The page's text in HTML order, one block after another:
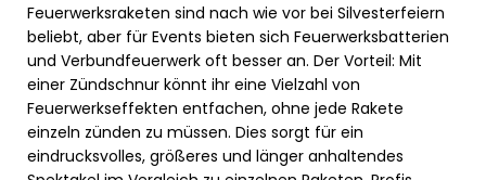
Feuerwerksraketen sind nach wie vor bei Silvesterfeiern
beliebt, aber für Events bieten sich Feuerwerksbatterien
und Verbundfeuerwerk oft besser an. Der Vorteil: Mit
einer Zündschnur könnt ihr eine Vielzahl von
Feuerwerkseffekten entfachen, ohne jede Rakete
einzeln zünden zu müssen. Dies sorgt für ein
eindrucksvolles, größeres und länger anhaltendes